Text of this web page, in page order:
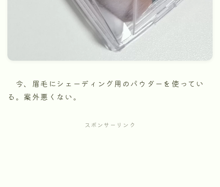
今、眉毛にシェーディング用のパウダーを使ってい
る。案外悪くない。
スポンサーリンク